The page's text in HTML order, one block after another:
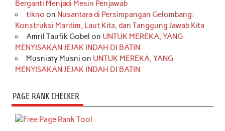
Berganti Menjadi Mesin Penjawab
tikno on Nusantara di Persimpangan Gelombang:
Konstruksi Maritim, Laut Kita, dan Tanggung Jawab Kita
Amril Taufik Gobel on UNTUK MEREKA, YANG
MENYISAKAN JEJAK INDAH DI BATIN
Musniaty Musni on UNTUK MEREKA, YANG
MENYISAKAN JEJAK INDAH DI BATIN
PAGE RANK CHECKER